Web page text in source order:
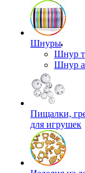
Шнуры
Шнур
Шнур
Пищалки,
для игрушек